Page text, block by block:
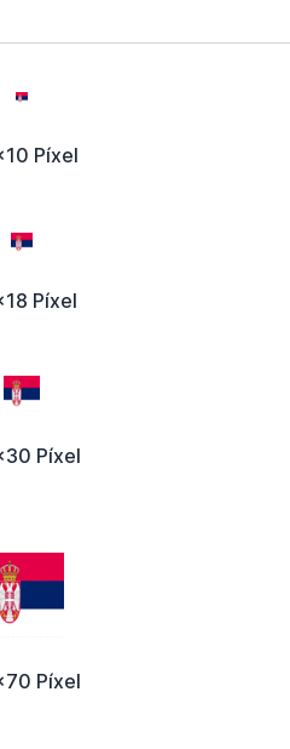
Píxel
Píxel
Píxel
Píxel